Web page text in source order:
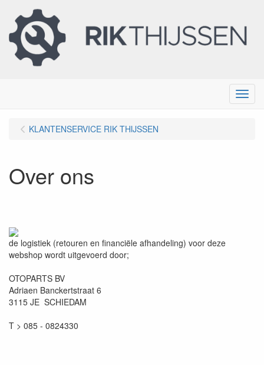
Menu
KLANTENSERVICE RIK THIJSSEN
Over ons
de logistiek (retouren en financiële afhandeling) voor deze
webshop wordt uitgevoerd door;
OTOPARTS BV
Adriaen Banckertstraat 6
3115 JE SCHIEDAM
T > 085 - 0824330